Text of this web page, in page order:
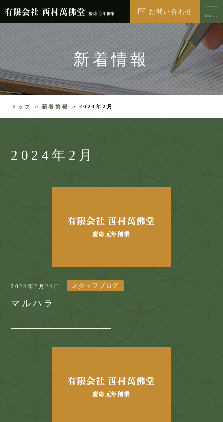
お問い合わせ
新着情報
トップ 新着情報 2024年2月
2024年2月
2024年2月24日 スタッフブログ
マルハラ